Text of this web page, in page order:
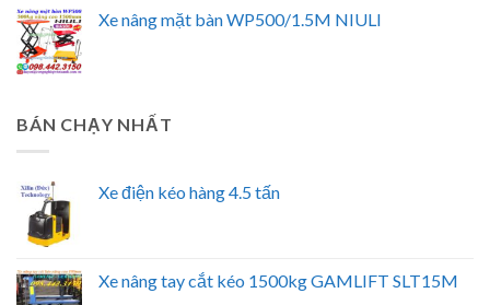
Xe nâng mặt bàn WP500/1.5M NIULI
BÁN CHẠY NHẤT
Xe điện kéo hàng 4.5 tấn
Xe nâng tay cắt kéo 1500kg GAMLIFT SLT15M